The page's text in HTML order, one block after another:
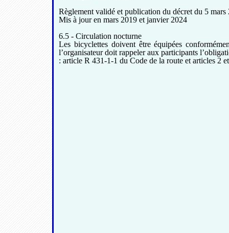
Règlement validé et publication du décret du 5 mars
Mis à jour en mars 2019 et janvier 2024
6.5 - Circulation nocturne
Les bicyclettes doivent être équipées
l’organisateur doit rappeler aux participants
: article R 431-1-1 du Code de la route et articles 2